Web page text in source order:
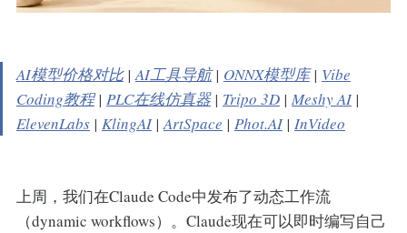
AI模型价格对比|AI工具导航| ONNX模型库| Vibe
Coding教程| PLC在线仿真器| Tripo 3D| Meshy AI|
ElevenLabs| KlingAI|ArtSpace | Phot.AI| InVideo
上周，我们在Claude Code中发布了动态工作流
（dynamic workflows）。Claude现在可以即时编写自己